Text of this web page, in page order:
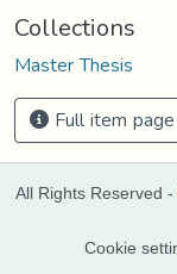
Collections
Master Thesis
Full item page
All Rights Reserved -
Cookie